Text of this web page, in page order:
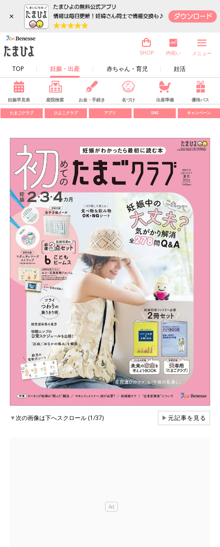
×
TOP 妊娠・出産 赤ちゃん・育児 妊活
SHOP 内祝い メニュー
妊娠早見表 産院検索 お金・手続き 名づけ 出産準備 優待パス
たまごクラブ ひよこクラブ アプリ SNS キャンペーン
▼次の画像は下へスクロール (1/37) ▶元記事を見る